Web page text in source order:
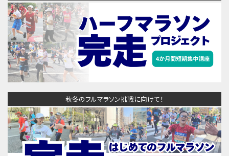
秋冬のフルマラソン挑戦に向けて！